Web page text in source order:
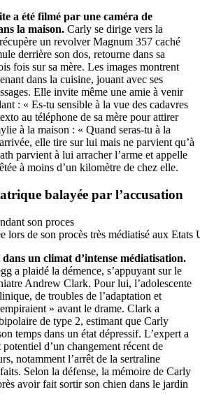
a été filmé par une caméra de
la maison. Carly se dirige vers la
un revolver Magnum 357 caché
derrière son dos, retourne dans sa
fois sur sa mère. Les images montrent
dans la cuisine, jouant avec ses
Elle invite même une amie à venir
: « Es-tu sensible à la vue des cadavres
au téléphone de sa mère pour attirer
à la maison : « Quand seras-tu à la
elle tire sur lui mais ne parvient qu’à
parvient à lui arracher l’arme et appelle
à moins d’un kilomètre de chez elle.
balayée par l’accusation
lors de son procès très médiatisé aux Etats
dans un climat d’intense médiatisation.
a plaidé la démence, s’appuyant sur le
Andrew Clark. Pour lui, l’adolescente
de troubles de l’adaptation et
» avant le drame. Clark a
de type 2, estimant que Carly
temps dans un état dépressif. L’expert a
d’un changement récent de
notamment l’arrêt de la sertraline
Selon la défense, la mémoire de Carly
avoir fait sortir son chien dans le jardin